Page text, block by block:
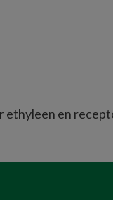
ethyleen en